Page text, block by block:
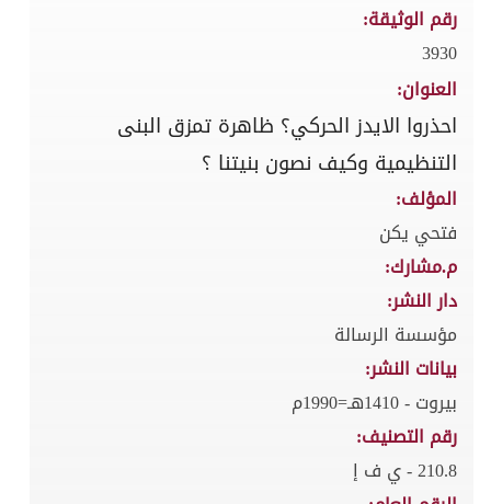
رقم الوثيقة:
3930
العنوان:
احذروا الايدز الحركي؟ ظاهرة تمزق البنى
التنظيمية وكيف نصون بنيتنا ؟
المؤلف:
فتحي يكن
م.مشارك:
دار النشر:
مؤسسة الرسالة
بيانات النشر:
بيروت - 1410هـ=1990م
رقم التصنيف:
210.8 - ي ف إ